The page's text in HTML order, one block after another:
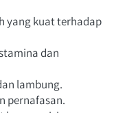
yang kuat terhadap
dan
lambung.
pernafasan.